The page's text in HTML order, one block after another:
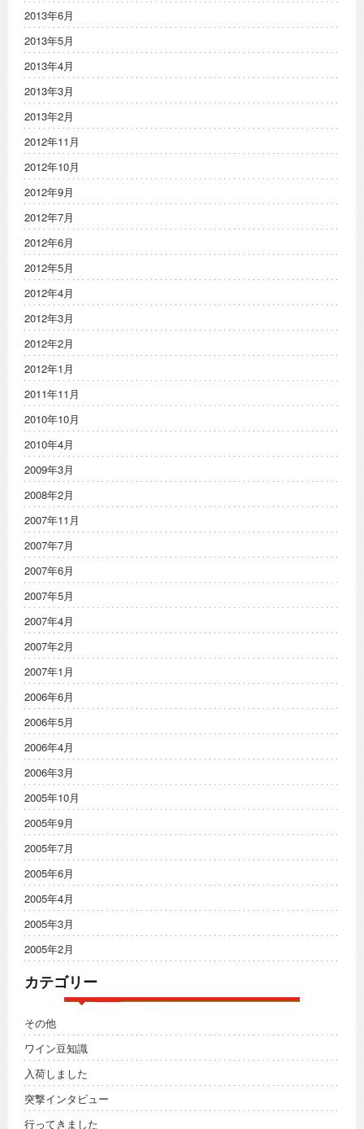
2013年6月
2013年5月
2013年4月
2013年3月
2013年2月
2012年11月
2012年10月
2012年9月
2012年7月
2012年6月
2012年5月
2012年4月
2012年3月
2012年2月
2012年1月
2011年11月
2010年10月
2010年4月
2009年3月
2008年2月
2007年11月
2007年7月
2007年6月
2007年5月
2007年4月
2007年2月
2007年1月
2006年6月
2006年5月
2006年4月
2006年3月
2005年10月
2005年9月
2005年7月
2005年6月
2005年4月
2005年3月
2005年2月
カテゴリー
その他
ワイン豆知識
入荷しました
突撃インタビュー
行ってきました